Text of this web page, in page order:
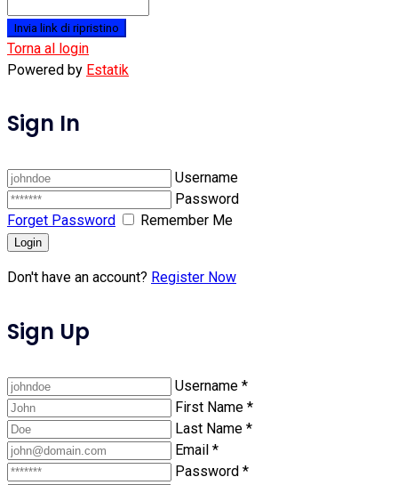
Invia link di ripristino
Torna al login
Powered by Estatik
Sign In
Username
Password
Forget Password
Remember Me
Login
Don't have an account? Register Now
Sign Up
Username *
First Name *
Last Name *
Email *
Password *